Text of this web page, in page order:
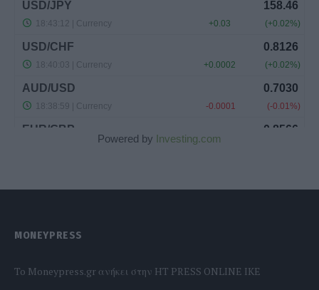
Powered by Investing.com
MONEYPRESS
To Moneypress.gr ανήκει στην HT PRESS ONLINE IKE